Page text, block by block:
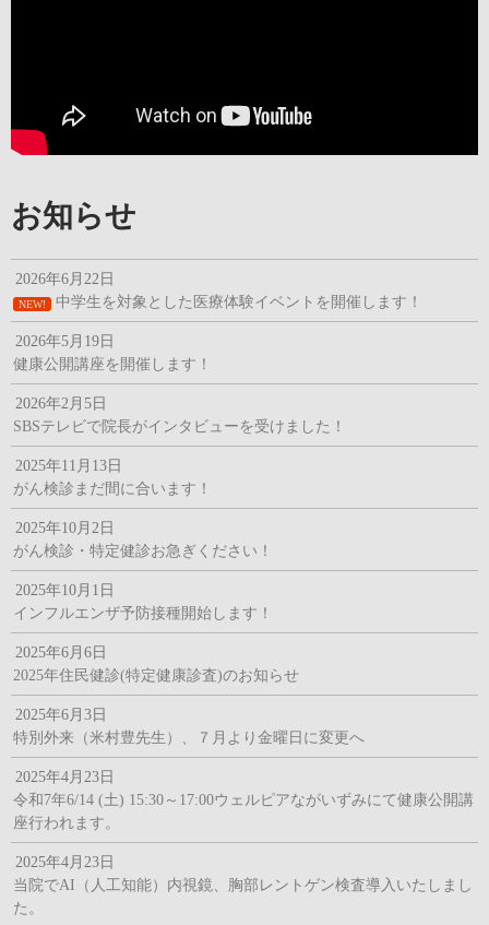
お知らせ
2026年6月22日
NEW! 中学生を対象とした医療体験イベントを開催します！
2026年5月19日
健康公開講座を開催します！
2026年2月5日
SBSテレビで院長がインタビューを受けました！
2025年11月13日
がん検診まだ間に合います！
2025年10月2日
がん検診・特定健診お急ぎください！
2025年10月1日
インフルエンザ予防接種開始します！
2025年6月6日
2025年住民健診(特定健康診査)のお知らせ
2025年6月3日
特別外来（米村豊先生）、７月より金曜日に変更へ
2025年4月23日
令和7年6/14 (土) 15:30～17:00ウェルピアながいずみにて健康公開講
座行われます。
2025年4月23日
当院でAI（人工知能）内視鏡、胸部レントゲン検査導入いたしまし
た。